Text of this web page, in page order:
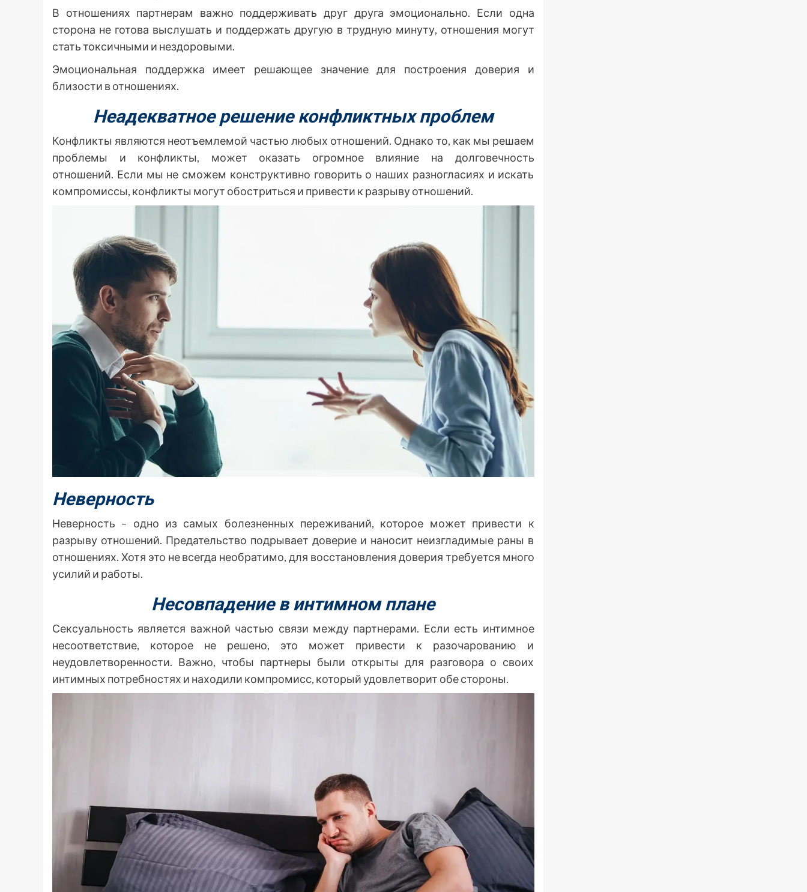
В отношениях партнерам важно поддерживать друг друга эмоционально. Если одна
сторона не готова выслушать и поддержать другую в трудную минуту, отношения могут
стать токсичными и нездоровыми.
Эмоциональная поддержка имеет решающее значение для построения доверия и
близости в отношениях.
Неадекватное решение конфликтных проблем
Конфликты являются неотъемлемой частью любых отношений. Однако то, как мы решаем
проблемы и конфликты, может оказать огромное влияние на долговечность
отношений. Если мы не сможем конструктивно говорить о наших разногласиях и искать
компромиссы, конфликты могут обостриться и привести к разрыву отношений.
Неверность
Неверность – одно из самых болезненных переживаний, которое может привести к
разрыву отношений. Предательство подрывает доверие и наносит неизгладимые раны в
отношениях. Хотя это не всегда необратимо, для восстановления доверия требуется много
усилий и работы.
Несовпадение в интимном плане
Сексуальность является важной частью связи между партнерами. Если есть интимное
несоответствие, которое не решено, это может привести к разочарованию и
неудовлетворенности. Важно, чтобы партнеры были открыты для разговора о своих
интимных потребностях и находили компромисс, который удовлетворит обе стороны.